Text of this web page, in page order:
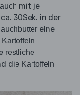
mit je
30Sek. in der
eine
Kartoffeln
restliche
die Kartoffeln